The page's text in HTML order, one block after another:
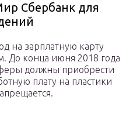
Сбербанк для
на зарплатную карту
До конца июня 2018 года
должны приобрести
плату на пластики